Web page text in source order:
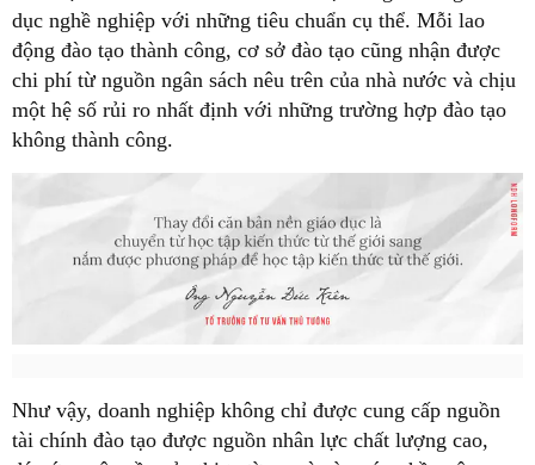
dục nghề nghiệp với những tiêu chuẩn cụ thể. Mỗi lao
động đào tạo thành công, cơ sở đào tạo cũng nhận được
chi phí từ nguồn ngân sách nêu trên của nhà nước và chịu
một hệ số rủi ro nhất định với những trường hợp đào tạo
không thành công.
Như vậy, doanh nghiệp không chỉ được cung cấp nguồn
tài chính đào tạo được nguồn nhân lực chất lượng cao,